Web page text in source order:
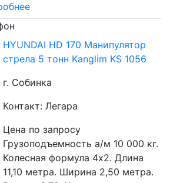
HYUNDAI HD 170 Манипулятор
стрела 5 тонн Kanglim KS 1056
г. Собинка
Контакт: Легара
Цена по запросу
Грузоподъемность а/м 10 000 кг.
Колесная формула 4х2. Длина
11,10 метра. Ширина 2,50 метра.